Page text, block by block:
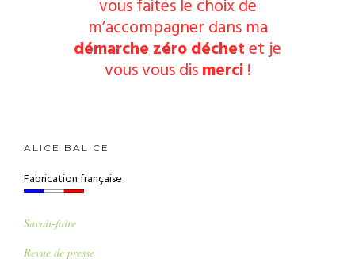
vous faites le choix de
m’accompagner dans ma
démarche zéro déchetet je
vous vous dismerci!
ALICE BALICE
Fabrication française
Savoir-faire
Revue de presse